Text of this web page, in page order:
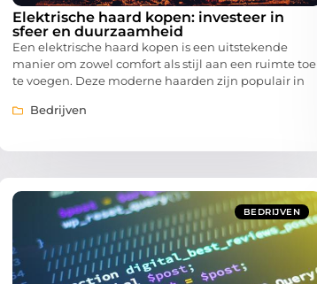
Elektrische haard kopen: investeer in
sfeer en duurzaamheid
Een elektrische haard kopen is een uitstekende
manier om zowel comfort als stijl aan een ruimte toe
te voegen. Deze moderne haarden zijn populair in
Bedrijven
BEDRIJVEN